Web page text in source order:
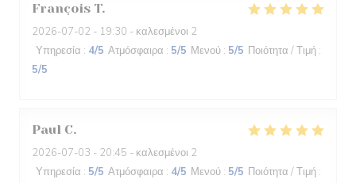
François T
2026-07-02 - 19:30 - καλεσμένοι 2
Υπηρεσία : 4/5 Ατμόσφαιρα : 5/5 Μενού : 5/5 Ποιότητα / Τιμή :
5/5
Paul C
2026-07-03 - 20:45 - καλεσμένοι 2
Υπηρεσία : 5/5 Ατμόσφαιρα : 4/5 Μενού : 5/5 Ποιότητα / Τιμή :